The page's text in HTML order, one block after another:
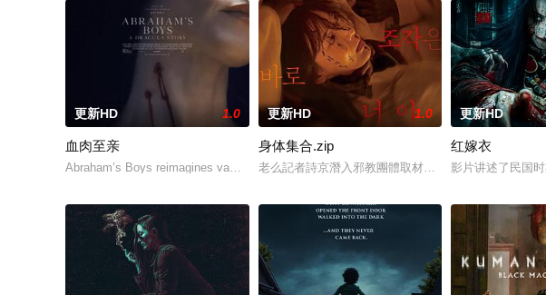
更新HD 1.0
血肉至亲
Abraham’s Boys reimagines vampire lore through the eyes of Van H
更新HD 1.0
身体集合.zip
老么記者詩京潛入邪教團體取材。詩京被受邀參加特
更新HD
红嫁衣
影片讲述了民国